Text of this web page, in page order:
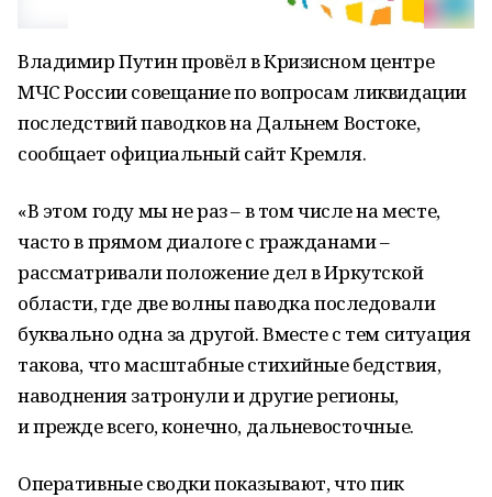
Владимир Путин провёл в Кризисном центре
МЧС России совещание по вопросам ликвидации
последствий паводков на Дальнем Востоке,
сообщает официальный сайт Кремля.
«В этом году мы не раз – в том числе на месте,
часто в прямом диалоге с гражданами –
рассматривали положение дел в Иркутской
области, где две волны паводка последовали
буквально одна за другой. Вместе с тем ситуация
такова, что масштабные стихийные бедствия,
наводнения затронули и другие регионы,
и прежде всего, конечно, дальневосточные.
Оперативные сводки показывают, что пик